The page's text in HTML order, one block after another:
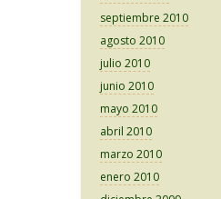
septiembre 2010
agosto 2010
julio 2010
junio 2010
mayo 2010
abril 2010
marzo 2010
enero 2010